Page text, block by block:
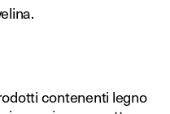
contenenti legno